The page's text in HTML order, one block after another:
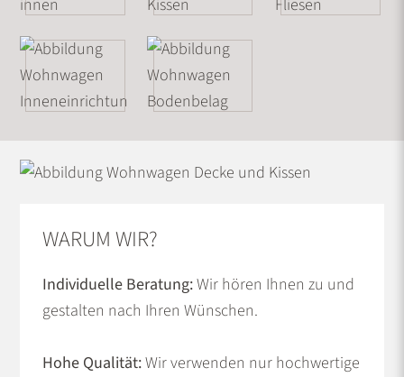
WARUM WIR?
Individuelle Beratung:Wir hören Ihnen zu und
gestalten nach Ihren Wünschen.
Hohe Qualität:Wir verwenden nur hochwertige